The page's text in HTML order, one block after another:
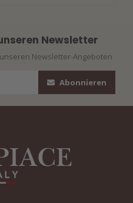
Newsletter
Newsletter-Angeboten
Abonnieren